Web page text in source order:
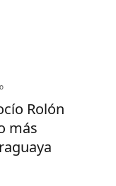
Rolón
más